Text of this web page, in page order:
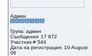
Админ
Група: админ
Съобщения: 17 872
Участник # 544
Дата на регистрация: 10-August
06